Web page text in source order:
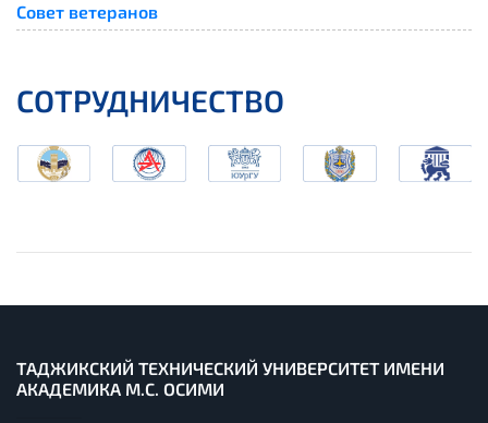
Совет ветеранов
СОТРУДНИЧЕСТВО
ТАДЖИКСКИЙ ТЕХНИЧЕСКИЙ УНИВЕРСИТЕТ ИМЕНИ
АКАДЕМИКА М.С. ОСИМИ